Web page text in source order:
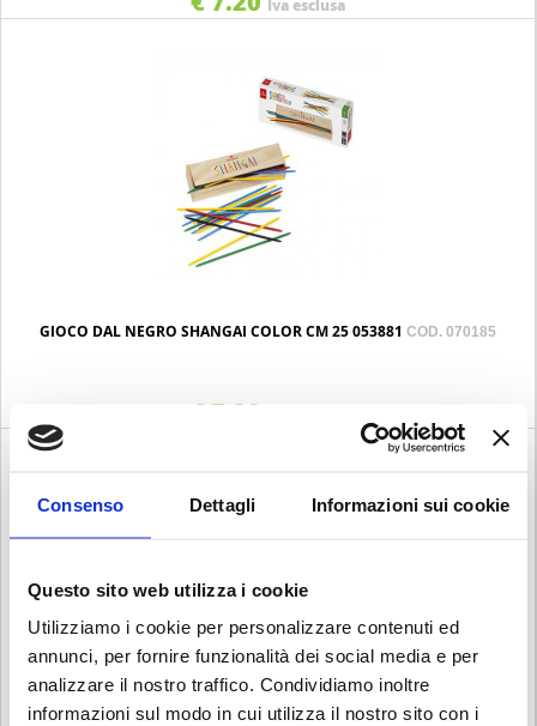
Consenso Dettagli Informazioni sui cookie
Questo sito web utilizza i cookie
Utilizziamo i cookie per personalizzare contenuti ed
annunci, per fornire funzionalità dei social media e per
analizzare il nostro traffico. Condividiamo inoltre
informazioni sul modo in cui utilizza il nostro sito con i
Iva esclusa
GIOCO DAL NEGRO SHANGAI COLOR CM 25 053881 COD. 070185
€ 7.20